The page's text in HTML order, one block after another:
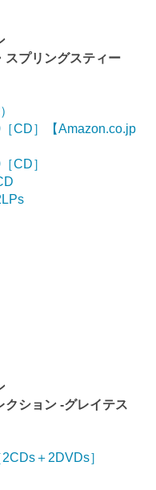
スプリングスティー
CD］【Amazon.co.jp
CD］
クション -グレイテス
＋2DVDs］